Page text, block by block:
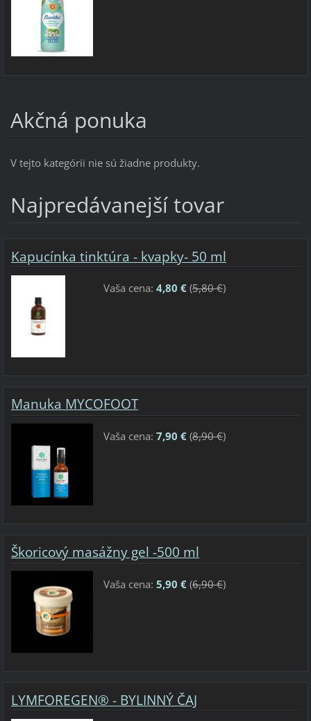
Akčná ponuka
V tejto kategórii nie sú žiadne produkty.
Najpredávanejší tovar
Kapucínka tinktúra - kvapky- 50 ml
Vaša cena: 4,80 €(5,80 €)
Manuka MYCOFOOT
Vaša cena: 7,90 €(8,90 €)
Škoricový masážny gel -500 ml
Vaša cena: 5,90 €(6,90 €)
LYMFOREGEN® - BYLINNÝ ČAJ